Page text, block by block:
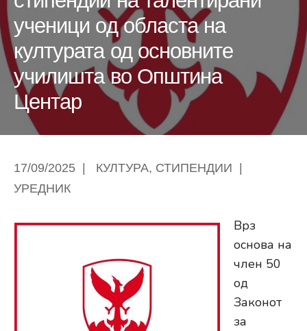
ученици од областа на
културата од основните
училишта во Општина
Центар
17/09/2025 КУЛТУРА, СТИПЕНДИИ
УРЕДНИК
Врз
основа на
член 50
од
Законот
за